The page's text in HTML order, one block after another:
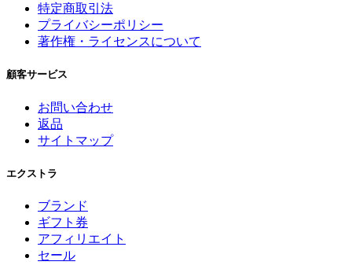
特定商取引法
プライバシーポリシー
著作権・ライセンスについて
顧客サービス
お問い合わせ
返品
サイトマップ
エクストラ
ブランド
ギフト券
アフィリエイト
セール